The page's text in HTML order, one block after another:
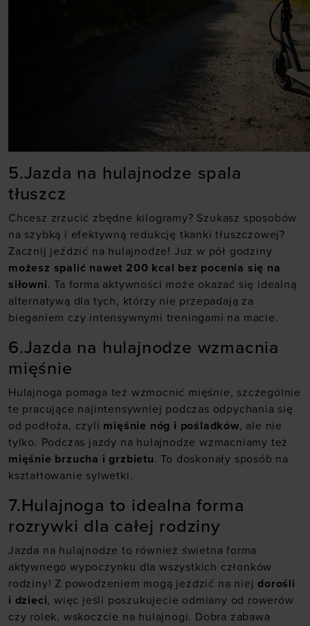
5.Jazda na hulajnodze spala
tłuszcz
Chcesz zrzucić zbędne kilogramy? Szukasz sposobów
na szybką i efektywną redukcję tkanki tłuszczowej?
Zacznij jeździć na hulajnodze! Już w pół godziny
możesz spalić nawet 200 kcal bez pocenia się na
siłowni. Ta forma aktywności może okazać się idealną
alternatywą dla tych, którzy nie przepadają za
bieganiem czy intensywnymi treningami na macie.
6.Jazda na hulajnodze wzmacnia
mięśnie
Hulajnoga pomaga też wzmocnić mięśnie, szczególnie
te pracujące najintensywniej podczas odpychania się
od podłoża, czyli mięśnie nóg i pośladków, ale nie
tylko. Podczas jazdy na hulajnodze wzmacniamy też
mięśnie brzucha i grzbietu. To doskonały sposób na
kształtowanie sylwetki.
7.Hulajnoga to idealna forma
rozrywki dla całej rodziny
Jazda na hulajnodze to również świetna forma
aktywnego wypoczynku dla wszystkich członków
rodziny! Z powodzeniem mogą jeździć na niejdorośli
i dzieci, więc jeśli poszukujecie odmiany od rowerów
czy rolek, wskoczcie na hulajnogi. Dobra zabawa